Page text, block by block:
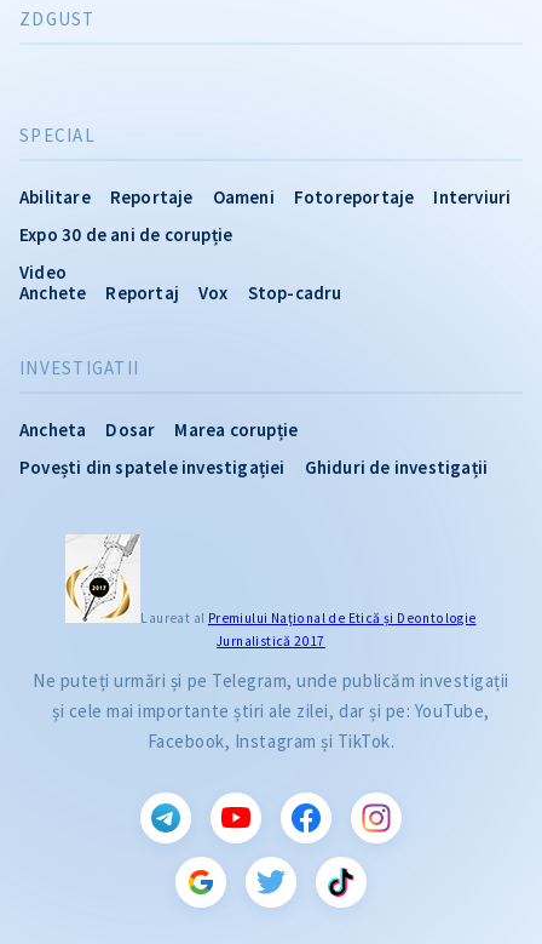
INVESTIGATII
Ancheta Dosar
Marea corupție
Povești din spatele investigației
Ghiduri de investigații
SPECIAL
Abilitare Reportaje Oameni Fotoreportaje
Interviuri
Expo 30 de ani de corupție
Video
Anchete
Reportaj Vox Stop-cadru
ZDGUST
Laureat al Premiului Naţional de Etică și Deontologie
Jurnalistică 2017
Ne puteți urmări și pe Telegram, unde publicăm investigații
și cele mai importante știri ale zilei, dar și pe: YouTube,
Facebook, Instagram și TikTok.